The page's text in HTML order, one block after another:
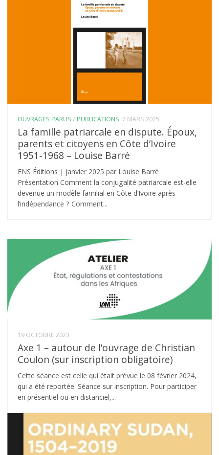
OUVRAGES PARUS / PUBLICATIONS 7 MARS 2025
La famille patriarcale en dispute. Époux,
parents et citoyens en Côte d’Ivoire
1951-1968 – Louise Barré
ENS Éditions | janvier 2025 par Louise Barré
Présentation Comment la conjugalité patriarcale est-elle
devenue un modèle familial en Côte d’Ivoire après
l’indépendance ? Comment...
19 OCTOBRE 2023
Axe 1 – autour de l’ouvrage de Christian
Coulon (sur inscription obligatoire)
Cette séance est celle qui était prévue le 08 février 2024,
qui a été reportée. Séance sur inscription. Pour participer
en présentiel ou en distanciel,...